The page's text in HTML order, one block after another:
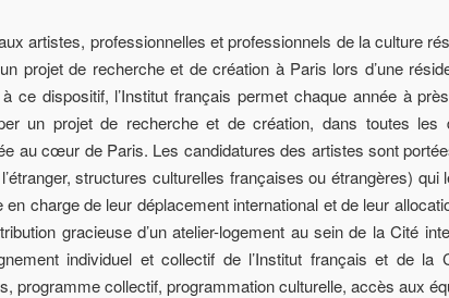
artistes, professionnelles et professionnels de la culture
projet de recherche et de création à Paris lors d’une
ce dispositif, l’Institut français permet chaque année à
un projet de recherche et de création, dans toutes
au cœur de Paris. Les candidatures des artistes sont
structures culturelles françaises ou étrangères)
charge de leur déplacement international et de leur
gracieuse d’un atelier-logement au sein de la Cité
individuel et collectif de l’Institut français et de
programme collectif, programmation culturelle, accès aux